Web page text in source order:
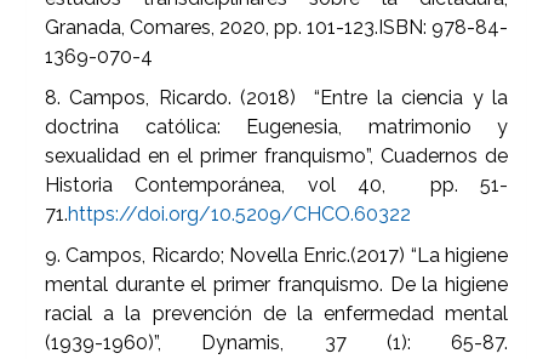
Granada, Comares, 2020, pp. 101-123.ISBN: 978-84-
1369-070-4
8. Campos, Ricardo. (2018) “Entre la ciencia y la
doctrina católica: Eugenesia, matrimonio y
sexualidad en el primer franquismo”, Cuadernos de
Historia Contemporánea, vol 40, pp. 51-
71.https://doi.org/10.5209/CHCO.60322
9. Campos, Ricardo; Novella Enric.(2017) “La higiene
mental durante el primer franquismo. De la higiene
racial a la prevención de la enfermedad mental
(1939-1960)”, Dynamis, 37 (1): 65-87.